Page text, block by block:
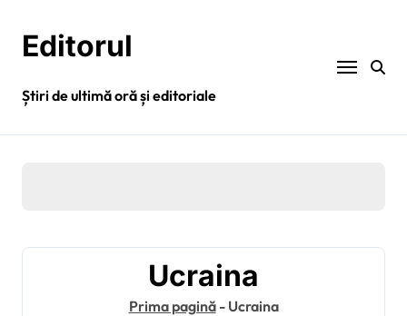
conținutEditorul
Știri de ultimă oră și editoriale
Ucraina
Prima pagină- Ucraina